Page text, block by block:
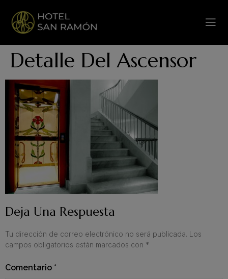
Detalle Del Ascensor
Deja Una Respuesta
Tu dirección de correo electrónico no será publicada. Los
campos obligatorios están marcados con *
Comentario *